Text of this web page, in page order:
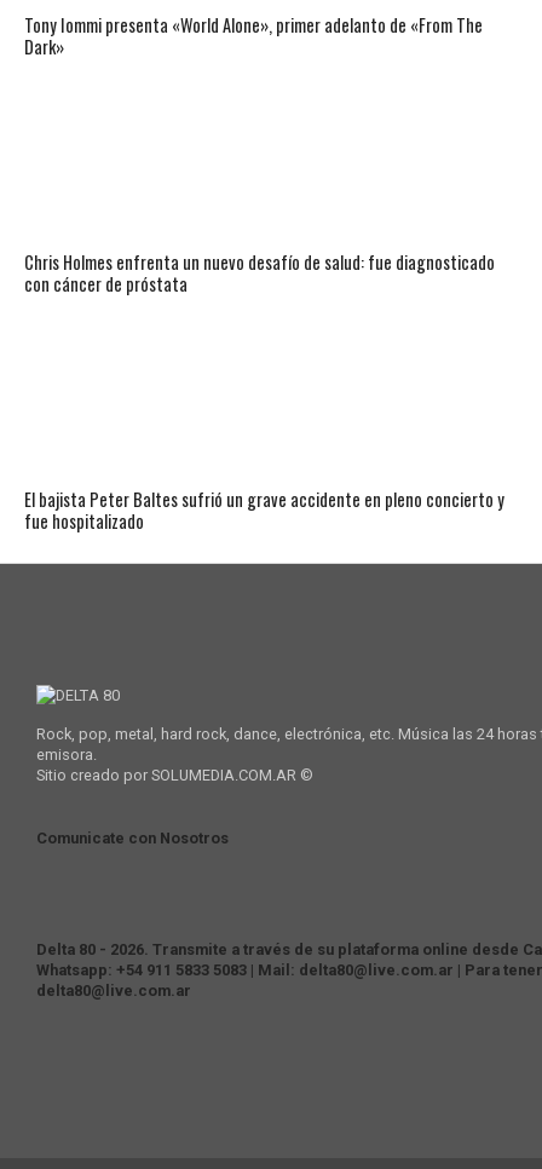
Tony Iommi presenta «World Alone», primer adelanto de «From The
Dark»
Chris Holmes enfrenta un nuevo desafío de salud: fue diagnosticado
con cáncer de próstata
El bajista Peter Baltes sufrió un grave accidente en pleno concierto y
fue hospitalizado
Rock, pop, metal, hard rock, dance, electrónica, etc. Música las 24
emisora.
Sitio creado por SOLUMEDIA.COM.AR ©
Comunicate con Nosotros
Delta 80 - 2026. Transmite a través de su plataforma online desde
Whatsapp: +54 911 5833 5083 | Mail: delta80@live.com.ar | Para
delta80@live.com.ar